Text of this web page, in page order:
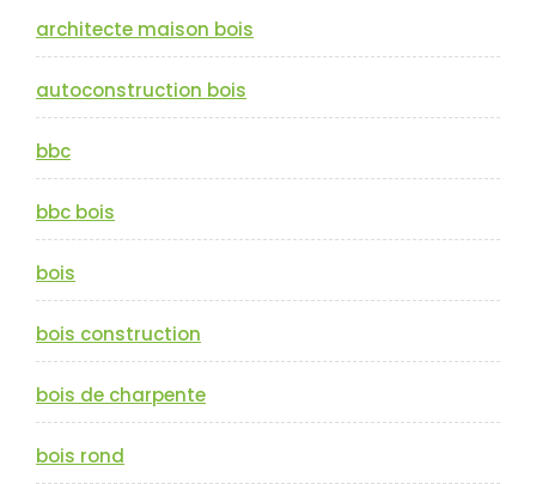
architecte maison bois
autoconstruction bois
bbc
bbc bois
bois
bois construction
bois de charpente
bois rond